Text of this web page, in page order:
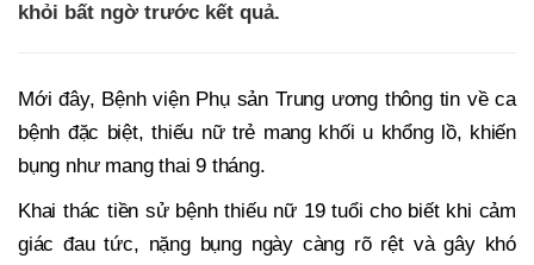
khỏi bất ngờ trước kết quả.
Mới đây, Bệnh viện Phụ sản Trung ương thông tin về ca
bệnh đặc biệt, thiếu nữ trẻ mang khối u khổng lồ, khiến
bụng như mang thai 9 tháng.
Khai thác tiền sử bệnh thiếu nữ 19 tuổi cho biết khi cảm
giác đau tức, nặng bụng ngày càng rõ rệt và gây khó